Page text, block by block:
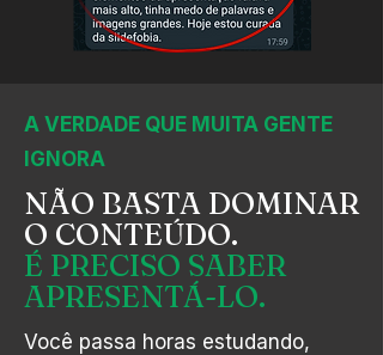
A VERDADE QUE MUITA GENTE
IGNORA
NÃO BASTA DOMINAR
O CONTEÚDO.
É PRECISO SABER
APRESENTÁ-LO.
Você passa horas estudando,